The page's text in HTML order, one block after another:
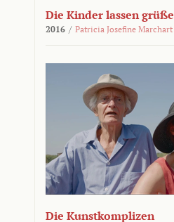
Die Kinder lassen
2016 / Patricia Josefine Marchart
Die Kunstkomplizen